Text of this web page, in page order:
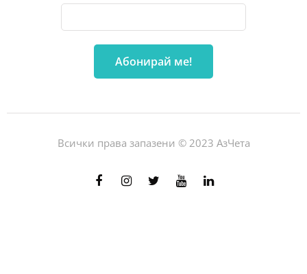
Всички права запазени © 2023 АзЧета